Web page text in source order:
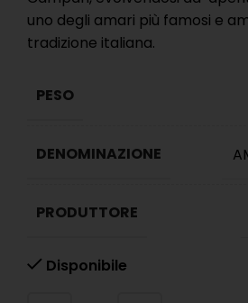
uno degli amari più famosi e
tradizione italiana.
PESO
DENOMINAZIONE
PRODUTTORE
Disponibile